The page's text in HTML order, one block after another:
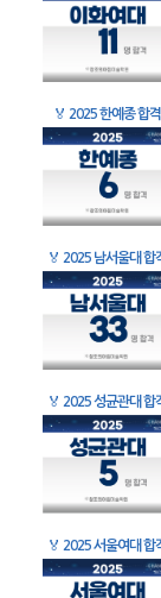
🏅 2025 한예종 합격
🏅 2025 남서울대 합
🏅 2025 성균관대 합
🏅 2025 서울여대 합